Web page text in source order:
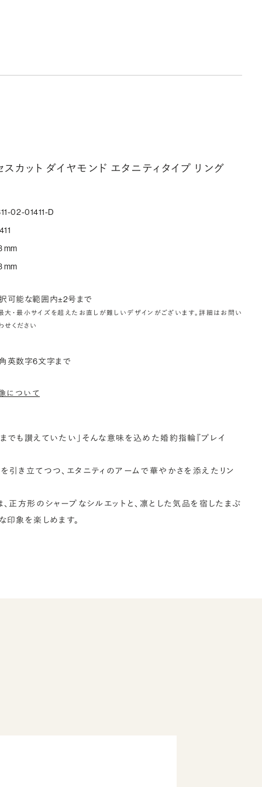
カット ダイヤモンド エタニティタイプ リング
02-01411-D
mm
mm
可能な範囲内±2号まで
大・最小サイズを超えたお直しが難しいデザインがございます。詳細はお問い
せください
英数字6文字まで
について
でも讃えていたい」そんな意味を込めた婚約指輪『プレイ
引き立てつつ、エタニティのアームで華やかさを添えたリン
、正方形のシャープなシルエットと、凛とした気品を宿したまぶ
印象を楽しめます。